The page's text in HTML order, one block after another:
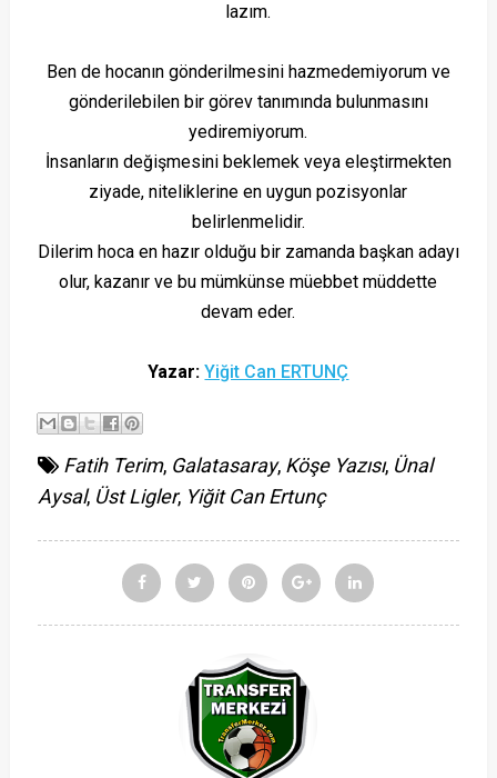
lazım.
Ben de hocanın gönderilmesini hazmedemiyorum ve
gönderilebilen bir görev tanımında bulunmasını
yediremiyorum.
İnsanların değişmesini beklemek veya eleştirmekten
ziyade, niteliklerine en uygun pozisyonlar
belirlenmelidir.
Dilerim hoca en hazır olduğu bir zamanda başkan adayı
olur, kazanır ve bu mümkünse müebbet müddette
devam eder.
Yazar:Yiğit Can ERTUNÇ
Fatih Terim, Galatasaray, Köşe Yazısı, Ünal
Aysal, Üst Ligler, Yiğit Can Ertunç